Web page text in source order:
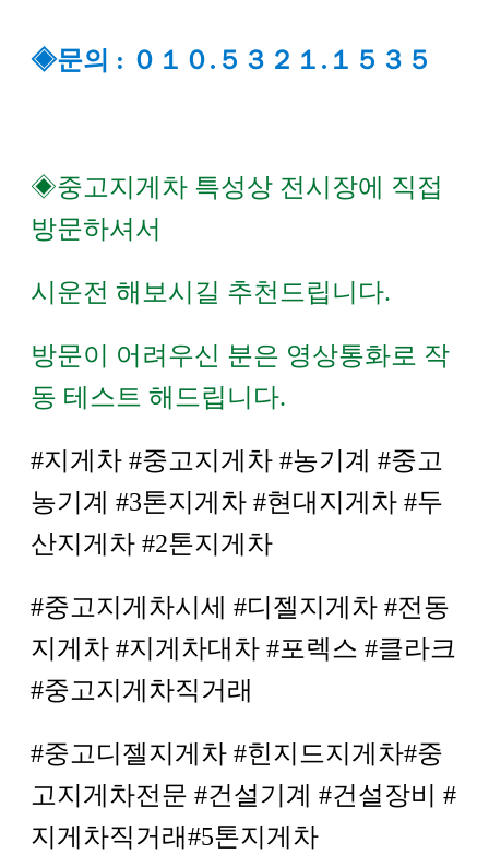
◈문의 : ０１０.５３２１.１５３５
◈중고지게차 특성상 전시장에 직접
방문하셔서
시운전 해보시길 추천드립니다.
방문이 어려우신 분은 영상통화로 작
동 테스트 해드립니다.
#지게차 #중고지게차 #농기계 #중고
농기계 #3톤지게차 #현대지게차 #두
산지게차 #2톤지게차
#중고지게차시세 #디젤지게차 #전동
지게차 #지게차대차 #포렉스 #클라크
#중고지게차직거래
#중고디젤지게차 #힌지드지게차#중
고지게차전문 #건설기계 #건설장비 #
지게차직거래#5톤지게차